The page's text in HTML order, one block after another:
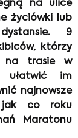
na ulice
życiówki lub
9
którzy
na trasie w
ułatwić im
najnowsze
jak co roku
Maratonu